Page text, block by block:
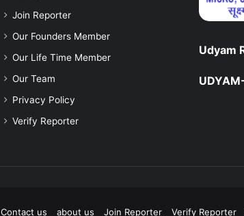
Join Reporter
Our Founders Member
Our Life Time Member
Our Team
Privacy Policy
Verify Reporter
Udyam
Contact us about us Join Reporter Verify Reporter